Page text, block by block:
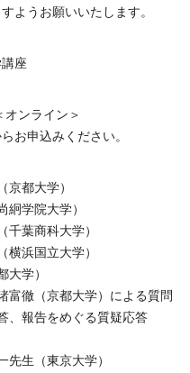
ようお願いいたします。
座
ンライン＞
お申込みください。
都大学）
学院大学）
葉商科大学）
浜国立大学）
学）
徹（京都大学）による質問
報告をめぐる質疑応答
生（東京大学）